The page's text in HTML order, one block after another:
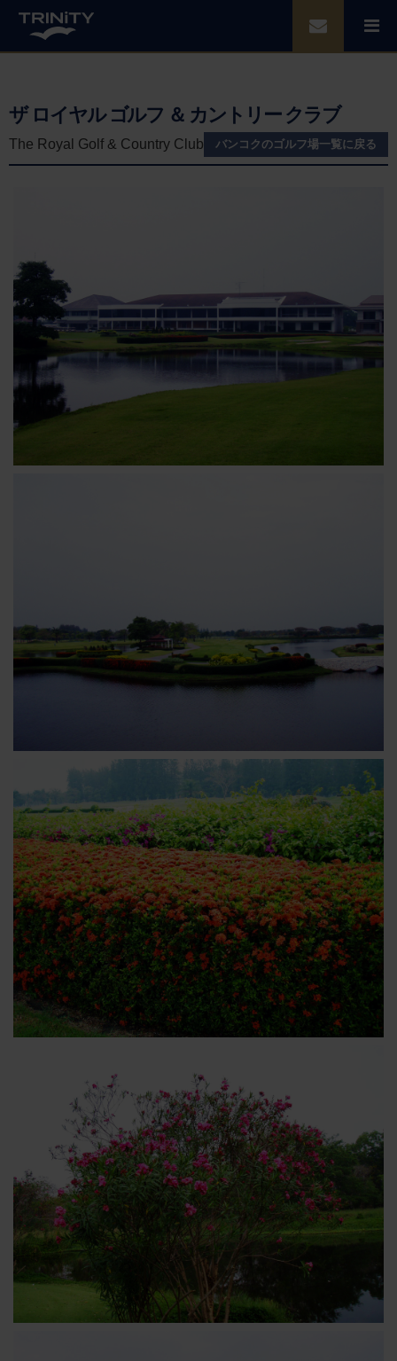
ザ ロイヤル ゴルフ ＆ カントリー クラブ
The Royal Golf & Country Club バンコクのゴルフ場一覧に戻る